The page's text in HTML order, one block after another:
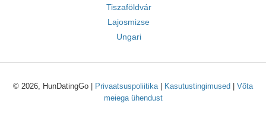
Tiszaföldvár
Lajosmizse
Ungari
© 2026, HunDatingGo | Privaatsuspoliitika| Kasutustingimused
Võta
meiega ühendust